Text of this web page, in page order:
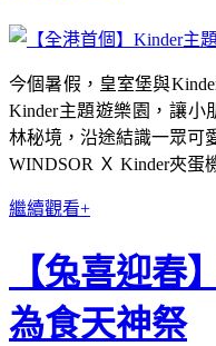
今個暑假，皇室堡與
Kinder主題遊樂園，讓小
林秘境，沿途結識一眾可
WINDSOR Ｘ Kinder夾蛋
繼續觀看+
【兔喜迎春
為食天神祭